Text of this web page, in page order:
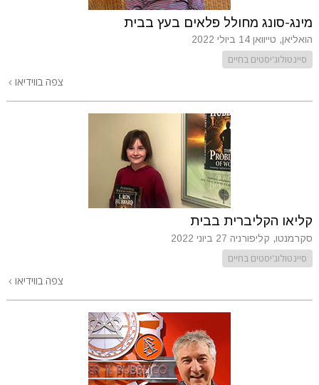
מינג-סונג מחולל פלאים בעץ בבית
הואליאן, טייוואן 14 ביולי 2022
סיינטולוג'יסטים בחיים
צפה בווידיאו
קליאו הקליברית בבית
סקרמנטו, קליפורניה 27 ביוני 2022
סיינטולוג'יסטים בחיים
צפה בווידיאו